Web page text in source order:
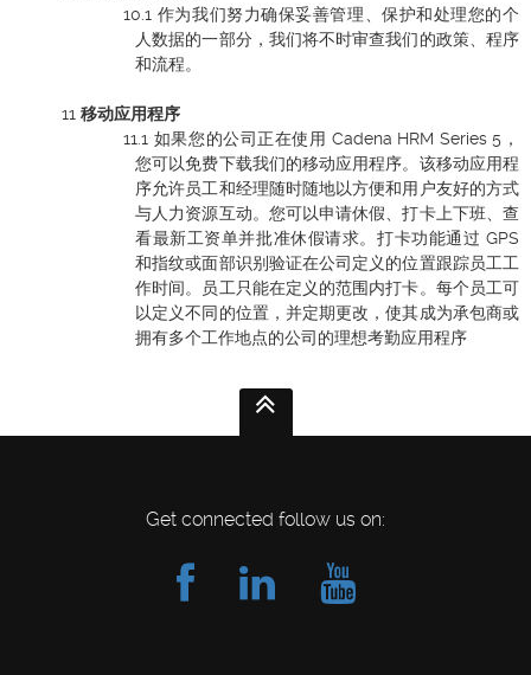
作为我们努力确保妥善管理、保护和处理您的个
人数据的一部分，我们将不时审查我们的政策、程序
和流程。
移动应用程序
如果您的公司正在使用 Cadena HRM Series 5，
您可以免费下载我们的移动应用程序。该移动应用程
序允许员工和经理随时随地以方便和用户友好的方式
与人力资源互动。您可以申请休假、打卡上下班、查
看最新工资单并批准休假请求。打卡功能通过 GPS
和指纹或面部识别验证在公司定义的位置跟踪员工工
作时间。员工只能在定义的范围内打卡。每个员工可
以定义不同的位置，并定期更改，使其成为承包商或
拥有多个工作地点的公司的理想考勤应用程序
Get connected follow us on: